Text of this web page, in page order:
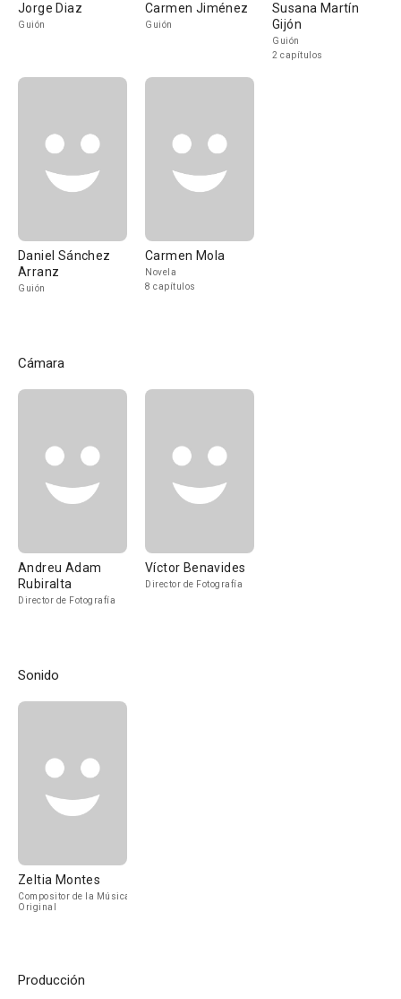
Jorge Diaz
Guión
Carmen Jiménez
Guión
Susana Martín
Gijón
Guión
2 capítulos
Daniel Sánchez
Arranz
Guión
Carmen Mola
Novela
8 capítulos
Cámara
Andreu Adam
Rubiralta
Director de Fotografía
Víctor Benavides
Director de Fotografía
Sonido
Zeltia Montes
Compositor de la Música
Original
Producción